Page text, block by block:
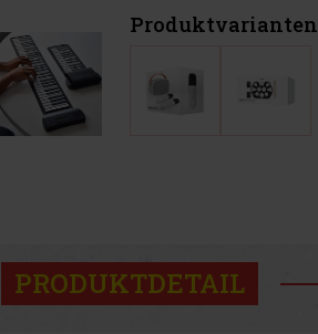
Produktvarianten
PRODUKTDETAIL